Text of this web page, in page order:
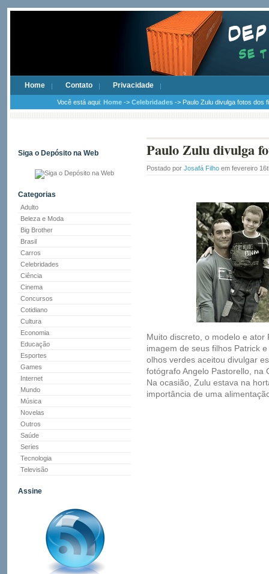
Home Contato Privacidade
Você está aqui: Home -> Celebridades -> Paulo Zulu divulga fotos dos
Siga o Depósito na Web
Categorias
Adulto
Beleza e Moda
Big Brother
Brasil
Carros
Celebridades
Ciência
Cinema
Concursos
Cotidiano
Cultura
Economia
Educação
Esportes
Games
Internet
Mundo
Música
Novelas
Outros
Saúde
Series
Tecnologia
Televisão
Assine
Paulo Zulu divulga
Postado por Josafá Filho em fevereiro
Muito discreto, o modelo e
imagem de seus filhos Patrick
olhos verdes aceitou divulgar
fotógrafo Angelo Pastorello, na
Na ocasião, Zulu estava na
importância de uma